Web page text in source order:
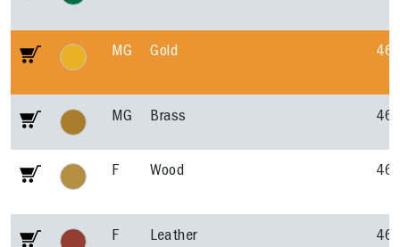
MG Gold
MG Brass
F Wood
F Leather